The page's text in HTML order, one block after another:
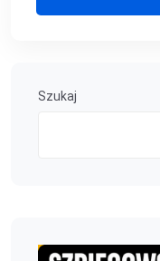
Szukaj